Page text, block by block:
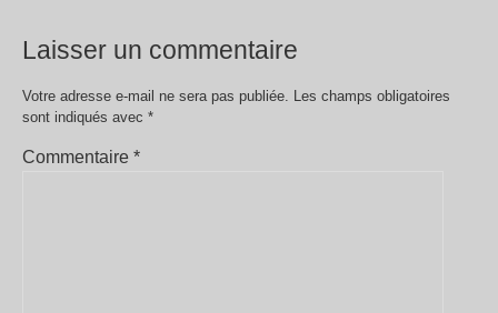
Laisser un commentaire
Votre adresse e-mail ne sera pas publiée. Les champs obligatoires
sont indiqués avec *
Commentaire *